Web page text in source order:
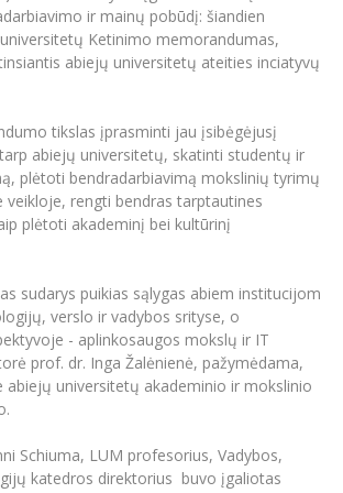
Universiteto teatras
MRU pop vokalinis ansamblis (vadovas Artūras
Novikas)
ir (ar) savišvietos būdu įgytų
vertinimas ir pripažinimas
Studijų organizavimas
Erasmus+ mobilumas praktikoms (SMP)
Kitos galimybės
centras
Frankofoniškų šalių studijų centras
gerovė
laboratorijos
aplinkos ir technologijų (HET)
leidyba
LAB
naujienos
mokslo renginiai
dokumentai
etika
MRU
simbolika
Studentams
Partnerystės
centras
vystymasis
politika
ir individualieji poreikiai
akademija
studijos
MBA
ir kultūros vadovų MPA
LL.M.
studijos
rengimas
studijos
bakalauro studijos
valdymo centras
interesų deklaravimas
naujiems darbuotojams
Moodle (studijų vykdymui)
Moodle (kompetencijų tobulinimui)
tvarkaraštis
ir mainų pobūdį: šiandien
Ketinimo memorandumas,
abiejų universitetų ateities inciatyvų
tikslas įprasminti jau įsibėgėjusį
abiejų universitetų, skatinti studentų ir
plėtoti bendradarbiavimą mokslinių tyrimų
rengti bendras tarptautines
plėtoti akademinį bei kultūrinį
sudarys puikias sąlygas abiem institucijom
verslo ir vadybos srityse, o
- aplinkosaugos mokslų ir IT
prof. dr. Inga Žalėnienė, pažymėdama,
abiejų universitetų akademinio ir mokslinio
Schiuma, LUM profesorius, Vadybos,
katedros direktorius buvo įgaliotas